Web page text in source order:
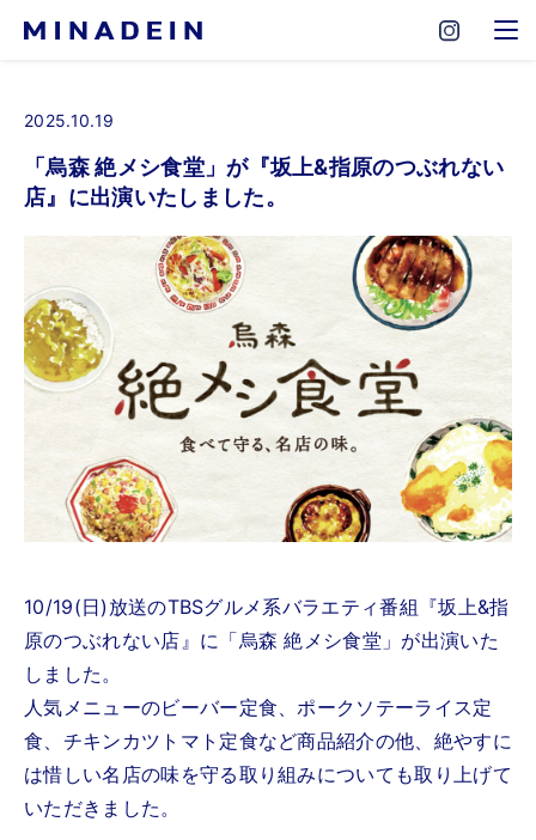
2025.10.19
「烏森 絶メシ食堂」が『坂上&指原のつぶれない
店』に出演いたしました。
10/19(日)放送のTBSグルメ系バラエティ番組『坂上&指
原のつぶれない店』に「烏森 絶メシ食堂」が出演いた
しました。
人気メニューのビーバー定食、ポークソテーライス定
食、チキンカツトマト定食など商品紹介の他、絶やすに
は惜しい名店の味を守る取り組みについても取り上げて
いただきました。